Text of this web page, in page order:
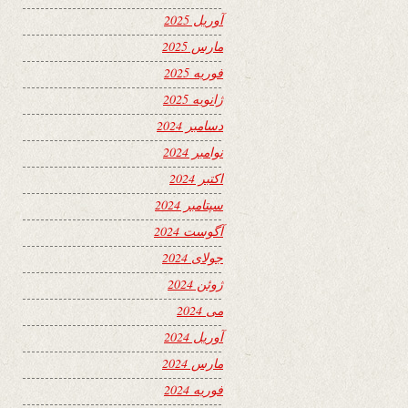
آوریل 2025
مارس 2025
فوریه 2025
ژانویه 2025
دسامبر 2024
نوامبر 2024
اکتبر 2024
سپتامبر 2024
آگوست 2024
جولای 2024
ژوئن 2024
می 2024
آوریل 2024
مارس 2024
فوریه 2024